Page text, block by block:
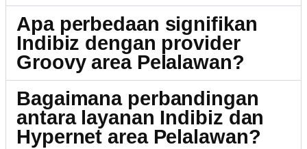
Apa perbedaan signifikan
Indibiz dengan provider
Groovy area Pelalawan?
Bagaimana perbandingan
antara layanan Indibiz dan
Hypernet area Pelalawan?